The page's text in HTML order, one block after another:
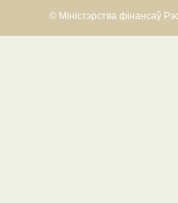
© Міністэрства фінансаў